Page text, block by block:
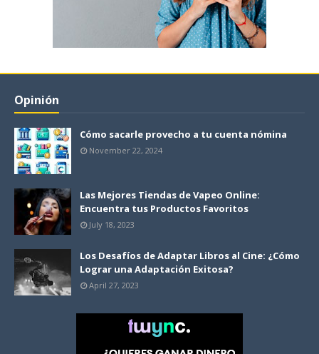
Opinión
Cómo sacarle provecho a tu cuenta nómina
November 22, 2024
Las Mejores Tiendas de Vapeo Online:
Encuentra tus Productos Favoritos
July 18, 2023
Los Desafíos de Adaptar Libros al Cine: ¿Cómo
Lograr una Adaptación Exitosa?
April 27, 2023